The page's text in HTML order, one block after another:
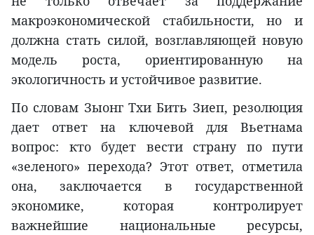
макроэкономической стабильности, но и
должна стать силой, возглавляющей новую
модель роста, ориентированную на
экологичность и устойчивое развитие.
По словам Зыонг Тхи Бить Зиеп, резолюция
дает ответ на ключевой для Вьетнама
вопрос: кто будет вести страну по пути
«зеленого» перехода? Этот ответ, отметила
она, заключается в государственной
экономике, которая контролирует
важнейшие национальные ресурсы,